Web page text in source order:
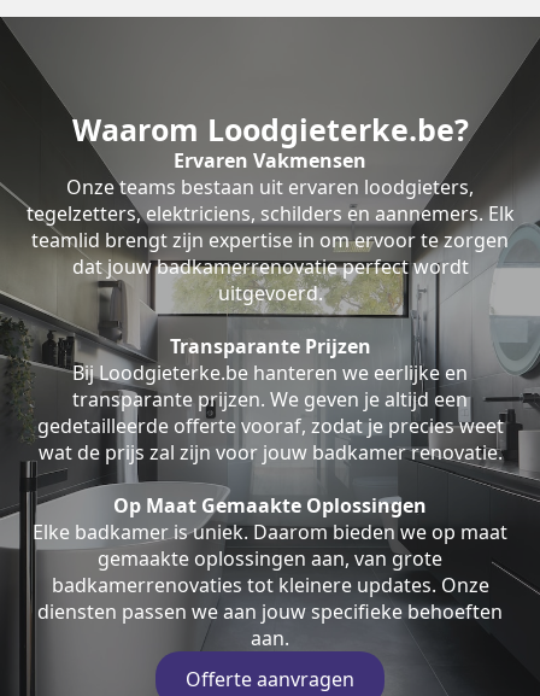
Waarom Loodgieterke.be?
Ervaren Vakmensen
Onze teams bestaan uit ervaren loodgieters,
tegelzetters, elektriciens, schilders en aannemers. Elk
teamlid brengt zijn expertise in om ervoor te zorgen
dat jouw badkamerrenovatie perfect wordt
uitgevoerd.
Transparante Prijzen
Bij Loodgieterke.be hanteren we eerlijke en
transparante prijzen. We geven je altijd een
gedetailleerde offerte vooraf, zodat je precies weet
wat de prijs zal zijn voor jouw badkamer renovatie.
Op Maat Gemaakte Oplossingen
Elke badkamer is uniek. Daarom bieden we op maat
gemaakte oplossingen aan, van grote
badkamerrenovaties tot kleinere updates. Onze
diensten passen we aan jouw specifieke behoeften
aan.
Offerte aanvragen